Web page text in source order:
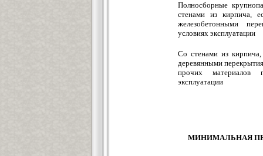
Полносборные
стенами из кирпича,
железобетонными
условиях эксплуатации
Со стенами из кирпича,
деревянными
прочих материалов
эксплуатации
МИНИМАЛЬНАЯ